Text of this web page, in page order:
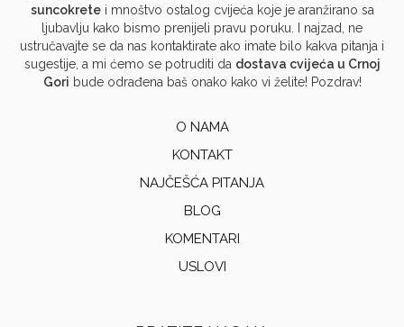
suncokretei mnoštvo ostalog cvijeća koje je aranžirano sa
ljubavlju kako bismo prenijeli pravu poruku. I najzad, ne
ustručavajte se da nas kontaktirate ako imate bilo kakva pitanja i
sugestije, a mi ćemo se potruditi da dostava cvijeća u Crnoj
Gori bude odrađena baš onako kako vi želite! Pozdrav!
O NAMA
KONTAKT
NAJČEŠĆA PITANJA
BLOG
KOMENTARI
USLOVI